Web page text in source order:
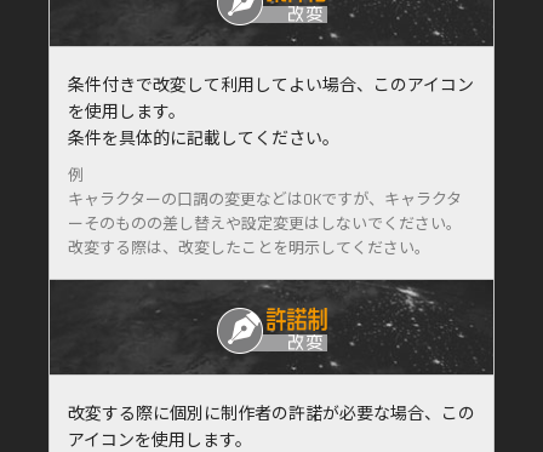
条件付きで改変して利用してよい場合、このアイコン
を使用します。
条件を具体的に記載してください。
例
キャラクターの口調の変更などはOKですが、キャラクタ
ーそのものの差し替えや設定変更はしないでください。
改変する際は、改変したことを明示してください。
改変する際に個別に制作者の許諾が必要な場合、この
アイコンを使用します。